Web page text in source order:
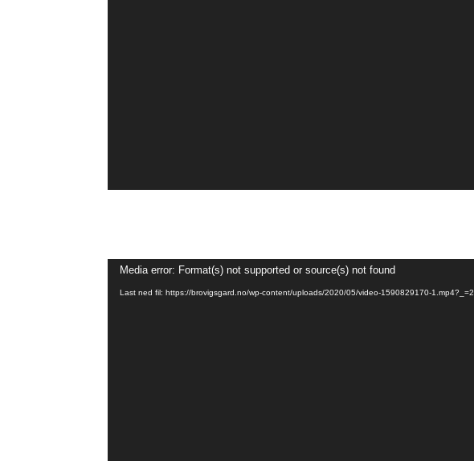
Videoavspiller
Media error: Format(s) not supported or source(s) not found
Last ned fil: https://brovigsgard.no/wp-content/uploads/2020/05/video-1590829170-1.mp4?_=2